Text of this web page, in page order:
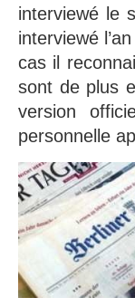
interviewé le
interviewé
cas il
sont de plus
version
personnelle